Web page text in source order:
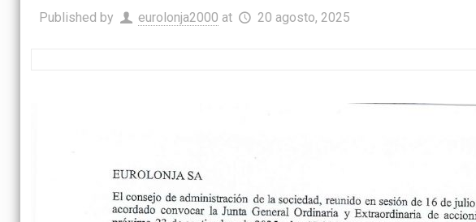
Published by eurolonja2000 at 20 agosto, 2025